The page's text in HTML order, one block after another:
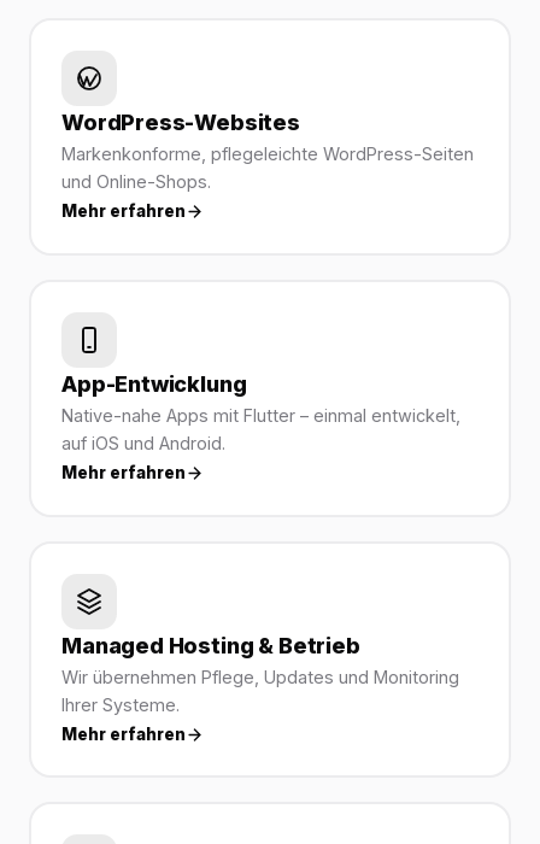
WordPress-Websites
Markenkonforme, pflegeleichte WordPress-Seiten
und Online-Shops.
Mehr erfahren
App-Entwicklung
Native-nahe Apps mit Flutter – einmal entwickelt,
auf iOS und Android.
Mehr erfahren
Managed Hosting & Betrieb
Wir übernehmen Pflege, Updates und Monitoring
Ihrer Systeme.
Mehr erfahren